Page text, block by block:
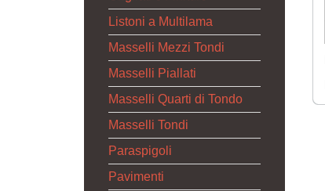
Listoni a Multilama
Masselli Mezzi Tondi
Masselli Piallati
Masselli Quarti di Tondo
Masselli Tondi
Paraspigoli
Pavimenti